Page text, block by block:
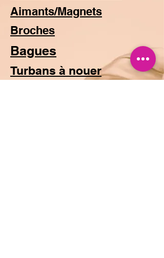
Aimants/Magnets
Broches
Bagues
Turbans à nouer